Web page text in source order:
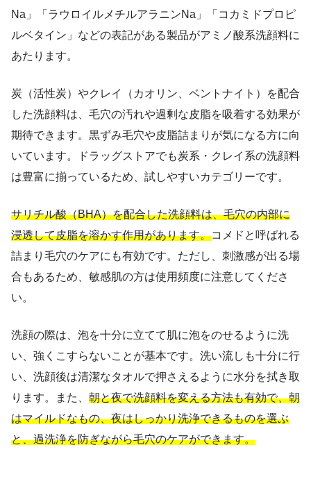
Na」「ラウロイルメチルアラニンNa」「コカミドプロピ
ルベタイン」などの表記がある製品がアミノ酸系洗顔料に
あたります。
炭（活性炭）やクレイ（カオリン、ベントナイト）を配合
した洗顔料は、毛穴の汚れや過剰な皮脂を吸着する効果が
期待できます。黒ずみ毛穴や皮脂詰まりが気になる方に向
いています。ドラッグストアでも炭系・クレイ系の洗顔料
は豊富に揃っているため、試しやすいカテゴリーです。
サリチル酸（BHA）を配合した洗顔料は、毛穴の内部に
浸透して皮脂を溶かす作用があります。コメドと呼ばれる
詰まり毛穴のケアにも有効です。ただし、刺激感が出る場
合もあるため、敏感肌の方は使用頻度に注意してくださ
い。
洗顔の際は、泡を十分に立てて肌に泡をのせるように洗
い、強くこすらないことが基本です。洗い流しも十分に行
い、洗顔後は清潔なタオルで押さえるように水分を拭き取
ります。また、 朝と夜で洗顔料を変える方法も有効で、朝
はマイルドなもの、夜はしっかり洗浄できるものを選ぶ
と、過洗浄を防ぎながら毛穴のケアができます。